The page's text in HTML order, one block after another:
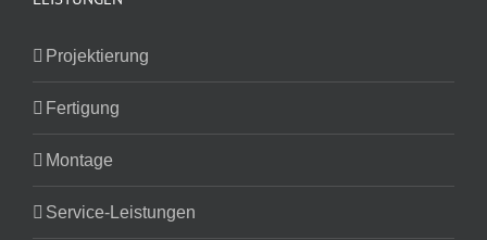
Projektierung
Fertigung
Montage
Service-Leistungen